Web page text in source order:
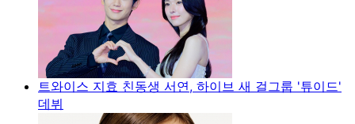
트와이스 지효 친동생 서연, 하이브 새 걸그룹 '튜이드'
데뷔